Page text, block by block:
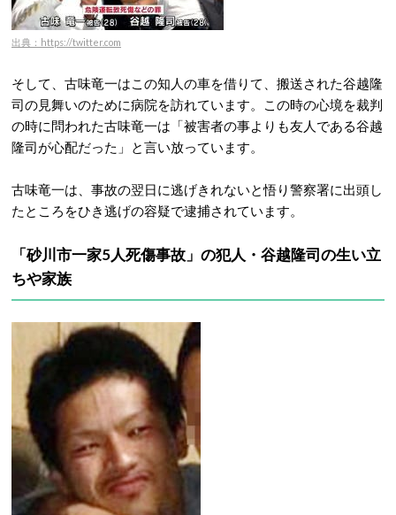
出典：https://twitter.com
そして、古味竜一はこの知人の車を借りて、搬送された谷越隆
司の見舞いのために病院を訪れています。この時の心境を裁判
の時に問われた古味竜一は「被害者の事よりも友人である谷越
隆司が心配だった」と言い放っています。
古味竜一は、事故の翌日に逃げきれないと悟り警察署に出頭し
たところをひき逃げの容疑で逮捕されています。
「砂川市一家5人死傷事故」の犯人・谷越隆司の生い立
ちや家族